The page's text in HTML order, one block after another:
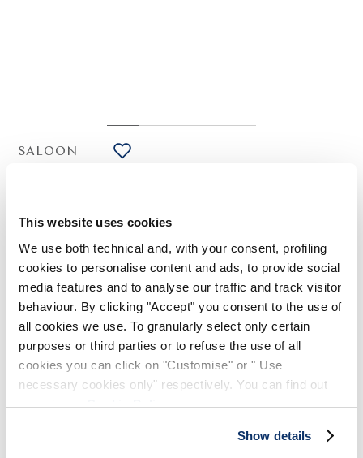
This website uses cookies
We use both technical and, with your consent, profiling
cookies to personalise content and ads, to provide social
media features and to analyse our traffic and track visitor
behaviour. By clicking "Accept" you consent to the use of
all cookies we use. To granularly select only certain
purposes or third parties or to refuse the use of all
cookies you can click on "Customise" or " Use
necessary cookies only" respectively. You can find out
more in ourCookie Policy.
Show details
SALOON
Chemise cintrée en coton et soie mauve
(Droits de douane compris)
Le jeu de surpiqûres verticales, associé à la coupe ajustée et
à la pince arrière qui crée de délicats froncés à la taille,
sublime la chemise classique et la transforme en un modèle
contemporain et original.
plaquée sur la poitrine. Surpiqûres apparentes. Manches